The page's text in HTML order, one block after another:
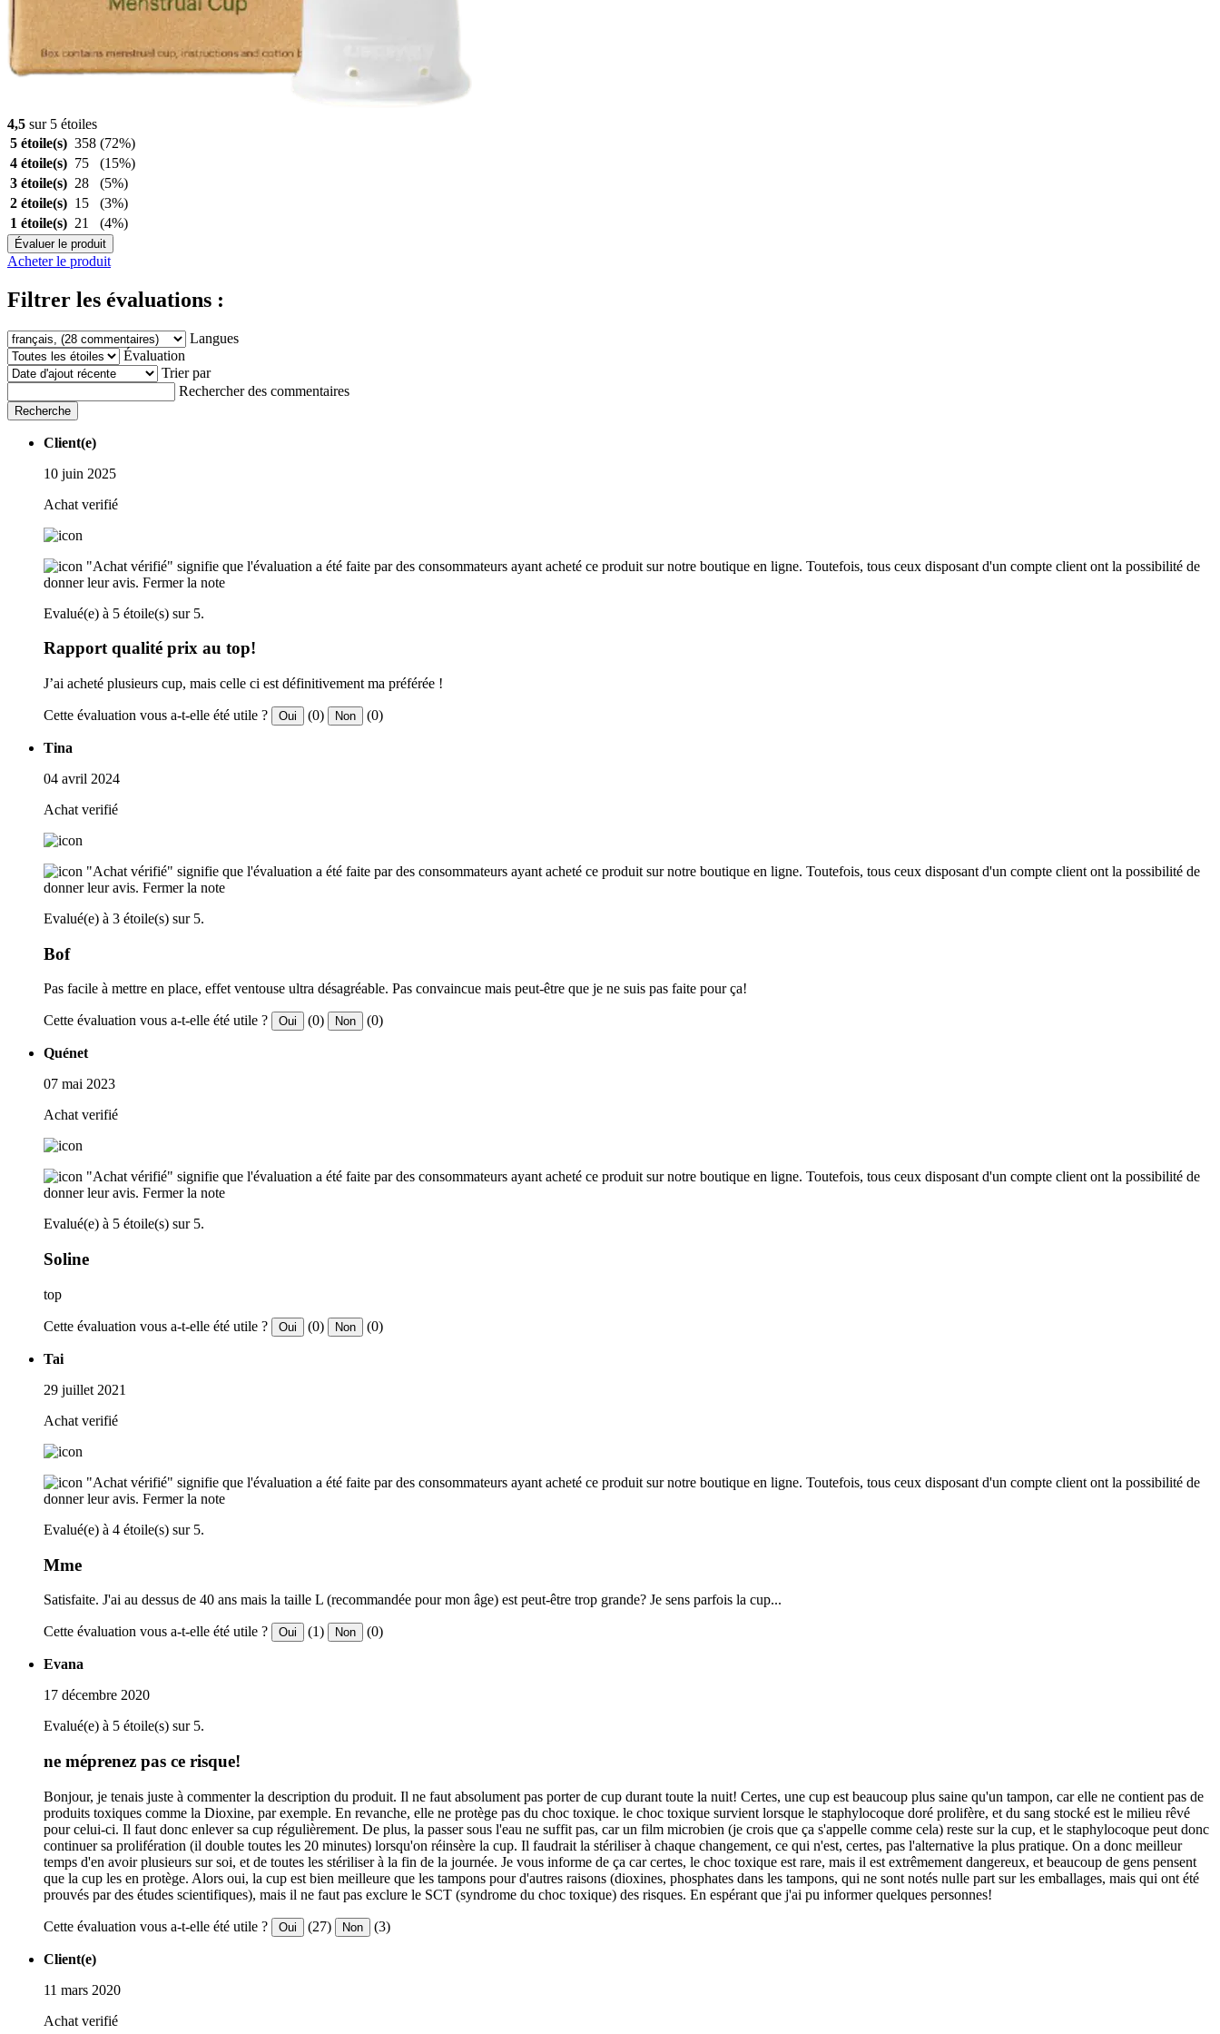
4,5 sur 5 étoiles
5 étoile(s) 358 (72%)
4 étoile(s) 75
(15%)
3 étoile(s) 28
(5%)
2 étoile(s) 15
(3%)
1 étoile(s) 21 (4%)
Évaluer le produit
Acheter le produit
Filtrer les évaluations :
Langues
Évaluation
Trier par
Rechercher des commentaires
Recherche
Client(e)
10 juin 2025
Achat verifié
"Achat vérifié" signifie que l'évaluation a été faite par des consommateurs ayant acheté ce produit sur notre boutique en ligne. Toutefois, tous ceux disposant d'un compte client ont la possibilité de
donner leur avis. Fermer la note
Evalué(e) à 5 étoile(s) sur 5.
Rapport qualité prix au top!
J’ai acheté plusieurs cup, mais celle ci est définitivement ma préférée !
Cette évaluation vous a-t-elle été utile ? Oui (0) Non (0)
Tina
04 avril 2024
Achat verifié
"Achat vérifié" signifie que l'évaluation a été faite par des consommateurs ayant acheté ce produit sur notre boutique en ligne. Toutefois, tous ceux disposant d'un compte client ont la possibilité de
donner leur avis. Fermer la note
Evalué(e) à 3 étoile(s) sur 5.
Bof
Pas facile à mettre en place, effet ventouse ultra désagréable. Pas convaincue mais peut-être que je ne suis pas faite pour ça!
Cette évaluation vous a-t-elle été utile ? Oui (0) Non (0)
Quénet
07 mai 2023
Achat verifié
"Achat vérifié" signifie que l'évaluation a été faite par des consommateurs ayant acheté ce produit sur notre boutique en ligne. Toutefois, tous ceux disposant d'un compte client ont la possibilité de
donner leur avis. Fermer la note
Evalué(e) à 5 étoile(s) sur 5.
Soline
top
Cette évaluation vous a-t-elle été utile ? Oui (0) Non (0)
Tai
29 juillet 2021
Achat verifié
"Achat vérifié" signifie que l'évaluation a été faite par des consommateurs ayant acheté ce produit sur notre boutique en ligne. Toutefois, tous ceux disposant d'un compte client ont la possibilité de
donner leur avis. Fermer la note
Evalué(e) à 4 étoile(s) sur 5.
Mme
Satisfaite. J'ai au dessus de 40 ans mais la taille L (recommandée pour mon âge) est peut-être trop grande? Je sens parfois la cup...
Cette évaluation vous a-t-elle été utile ? Oui (1) Non (0)
Evana
17 décembre 2020
Evalué(e) à 5 étoile(s) sur 5.
ne méprenez pas ce risque!
Bonjour, je tenais juste à commenter la description du produit. Il ne faut absolument pas porter de cup durant toute la nuit! Certes, une cup est beaucoup plus saine qu'un tampon, car elle ne contient pas de
produits toxiques comme la Dioxine, par exemple. En revanche, elle ne protège pas du choc toxique. le choc toxique survient lorsque le staphylocoque doré prolifère, et du sang stocké est le milieu rêvé
pour celui-ci. Il faut donc enlever sa cup régulièrement. De plus, la passer sous l'eau ne suffit pas, car un film microbien (je crois que ça s'appelle comme cela) reste sur la cup, et le staphylocoque peut donc
continuer sa prolifération (il double toutes les 20 minutes) lorsqu'on réinsère la cup. Il faudrait la stériliser à chaque changement, ce qui n'est, certes, pas l'alternative la plus pratique. On a donc meilleur
temps d'en avoir plusieurs sur soi, et de toutes les stériliser à la fin de la journée. Je vous informe de ça car certes, le choc toxique est rare, mais il est extrêmement dangereux, et beaucoup de gens pensent
que la cup les en protège. Alors oui, la cup est bien meilleure que les tampons pour d'autres raisons (dioxines, phosphates dans les tampons, qui ne sont notés nulle part sur les emballages, mais qui ont été
prouvés par des études scientifiques), mais il ne faut pas exclure le SCT (syndrome du choc toxique) des risques. En espérant que j'ai pu informer quelques personnes!
Cette évaluation vous a-t-elle été utile ? Oui (27) Non (3)
Client(e)
11 mars 2020
Achat verifié